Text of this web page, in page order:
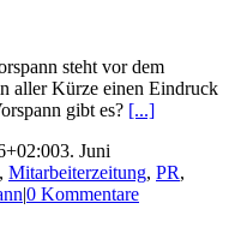
steht vor dem
aller Kürze einen Eindruck
gibt es? [...]
3. Juni
, Mitarbeiterzeitung, PR,
|0 Kommentare